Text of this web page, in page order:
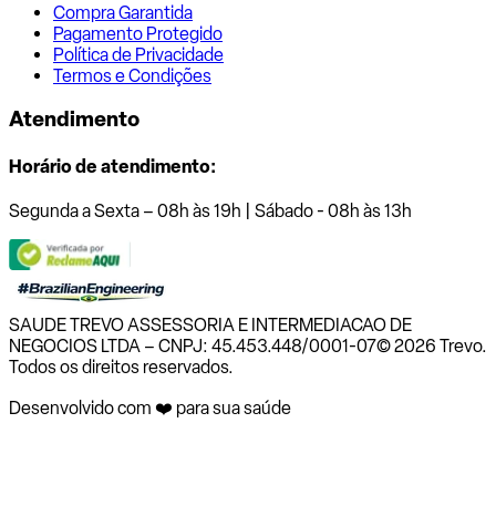
Compra Garantida
Pagamento Protegido
Política de Privacidade
Termos e Condições
Atendimento
Horário de atendimento:
Segunda a Sexta – 08h às 19h | Sábado - 08h às 13h
SAUDE TREVO ASSESSORIA E INTERMEDIACAO DE
NEGOCIOS LTDA – CNPJ: 45.453.448/0001-07© 2026 Trevo.
Todos os direitos reservados.
Desenvolvido com ❤️ para sua saúde